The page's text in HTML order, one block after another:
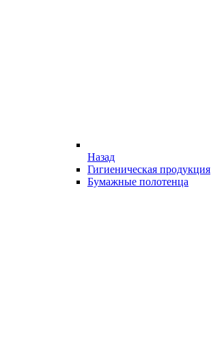
Назад
Гигиеническая продукция
Бумажные полотенца